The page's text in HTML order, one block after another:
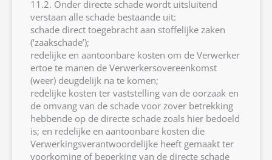
11.2. Onder directe schade wordt uitsluitend
verstaan alle schade bestaande uit:
schade direct toegebracht aan stoffelijke zaken
(‘zaakschade’);
redelijke en aantoonbare kosten om de Verwerker
ertoe te manen de Verwerkersovereenkomst
(weer) deugdelijk na te komen;
redelijke kosten ter vaststelling van de oorzaak en
de omvang van de schade voor zover betrekking
hebbende op de directe schade zoals hier bedoeld
is; en redelijke en aantoonbare kosten die
Verwerkingsverantwoordelijke heeft gemaakt ter
voorkoming of beperking van de directe schade